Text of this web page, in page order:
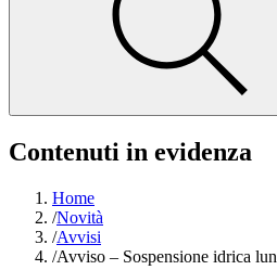
Contenuti in evidenza
Home
/Novità
/Avvisi
/Avviso – Sospensione idrica